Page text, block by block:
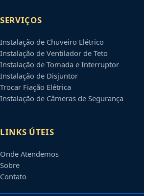
SERVIÇOS
Instalação de Chuveiro Elétrico
Instalação de Ventilador de Teto
Instalação de Tomada e Interruptor
Instalação de Disjuntor
Trocar Fiação Elétrica
Instalação de Câmeras de Segurança
LINKS ÚTEIS
Onde Atendemos
Sobre
Contato